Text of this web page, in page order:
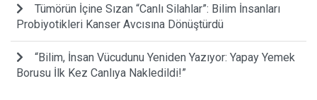
Tümörün İçine Sızan “Canlı Silahlar”: Bilim İnsanları
Probiyotikleri Kanser Avcısına Dönüştürdü
“Bilim, İnsan Vücudunu Yeniden Yazıyor: Yapay Yemek
Borusu İlk Kez Canlıya Nakledildi!”